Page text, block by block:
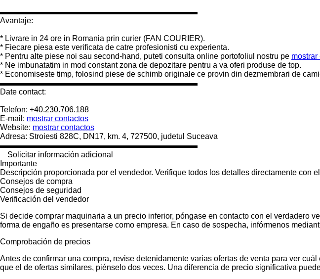
▬▬▬▬▬▬▬▬▬▬▬▬▬▬▬▬▬▬▬▬▬▬▬▬▬
Avantaje:
* Livrare in 24 ore in Romania prin curier (FAN COURIER).
* Fiecare piesa este verificata de catre profesionisti cu experienta.
* Pentru alte piese noi sau second-hand, puteti consulta online portofoliul nostru pe mostrar
* Ne imbunatatim in mod constant zona de depozitare pentru a va oferi produse de top.
* Economiseste timp, folosind piese de schimb originale ce provin din dezmembrari de
▬▬▬▬▬▬▬▬▬▬▬▬▬▬▬▬▬▬▬▬▬▬▬▬▬
Date contact:
Telefon: +40.230.706.188
E-mail: mostrar contactos
Website: mostrar contactos
Adresa: Stroiesti 828C, DN17, km. 4, 727500, judetul Suceava
▬▬▬▬▬▬▬▬▬▬▬▬▬▬▬▬▬▬▬▬▬▬▬▬▬
Solicitar información adicional
Importante
Descripción proporcionada por el vendedor. Verifique todos los detalles directamente con
Consejos de compra
Consejos de seguridad
Verificación del vendedor
Si decide comprar maquinaria a un precio inferior, póngase en contacto con el verdadero
forma de engaño es presentarse como empresa. En caso de sospecha, infórmenos
Comprobación de precios
Antes de confirmar una compra, revise detenidamente varias ofertas de venta para ver
que el de ofertas similares, piénselo dos veces. Una diferencia de precio significativa